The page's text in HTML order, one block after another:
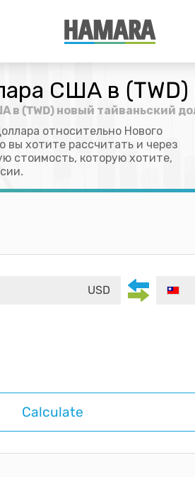
США в
в (TWD) новый тайваньский
относительно Нового
вы хотите рассчитать и через
стоимость, которую хотите,
USD
Calculate